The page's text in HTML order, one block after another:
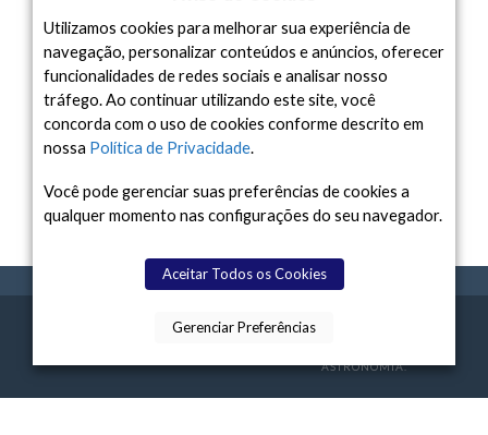
UNIVERSO
VÍDEO
Arquivo
Arquivo
TERMOS CONTATO SPACE TODAY
ASTRONOMIA.
Utilizamos cookies para melhorar sua experiência de
navegação, personalizar conteúdos e anúncios, oferecer
funcionalidades de redes sociais e analisar nosso
tráfego. Ao continuar utilizando este site, você
concorda com o uso de cookies conforme descrito em
nossa Política de Privacidade.
Você pode gerenciar suas preferências de cookies a
qualquer momento nas configurações do seu navegador.
Aceitar Todos os Cookies
Gerenciar Preferências